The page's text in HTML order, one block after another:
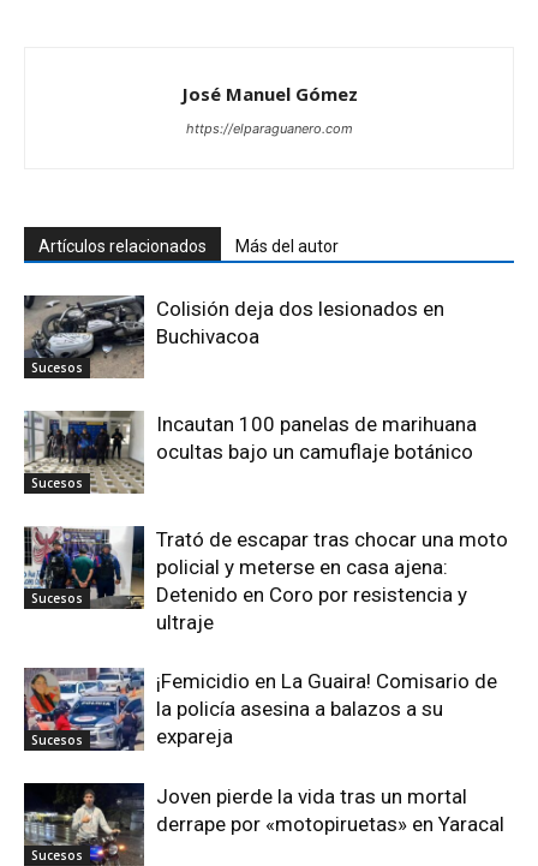
José Manuel Gómez
https://elparaguanero.com
Artículos relacionados Más del autor
Sucesos
Colisión deja dos lesionados en
Buchivacoa
Sucesos
Incautan 100 panelas de marihuana
ocultas bajo un camuflaje botánico
Sucesos
Trató de escapar tras chocar una moto
policial y meterse en casa ajena:
Detenido en Coro por resistencia y
ultraje
Sucesos
¡Femicidio en La Guaira! Comisario de
la policía asesina a balazos a su
expareja
Sucesos
Joven pierde la vida tras un mortal
derrape por «motopiruetas» en Yaracal